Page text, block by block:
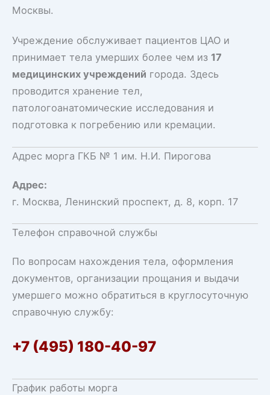
Москвы.
Учреждение обслуживает пациентов ЦАО и
принимает тела умерших более чем из 17
медицинских учреждений города. Здесь
проводится хранение тел,
патологоанатомические исследования и
подготовка к погребению или кремации.
Адрес морга ГКБ № 1 им. Н.И. Пирогова
Адрес:
г. Москва, Ленинский проспект, д. 8, корп. 17
Телефон справочной службы
По вопросам нахождения тела, оформления
документов, организации прощания и выдачи
умершего можно обратиться в круглосуточную
справочную службу:
+7 (495) 180-40-97
График работы морга